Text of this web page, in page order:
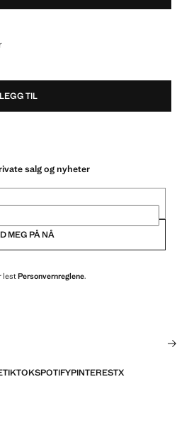
LEGG TIL
salg og nyheter
MEG PÅ NÅ
lestPersonvernreglene.
TIKTOKSPOTIFYPINTERESTX